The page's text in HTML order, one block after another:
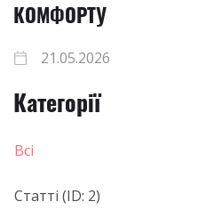
КОМФОРТУ
21.05.2026
Категорії
Всі
Статті (ID: 2)